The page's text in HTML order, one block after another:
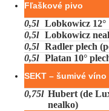
Fľaškové pivo
0,5l Lobkowicz 12°
0,5l Lobkowicz
0,5l Radler plech
0,5l Platan 10°
SEKT – šumivé víno
0,75l Hubert (de
nealko)